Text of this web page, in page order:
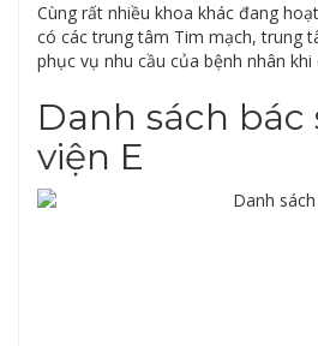
Cùng rất nhiều khoa khác đang
có các trung tâm Tim mạch, trung
phục vụ nhu cầu của bệnh nhân khi
Danh sách bác
viện E